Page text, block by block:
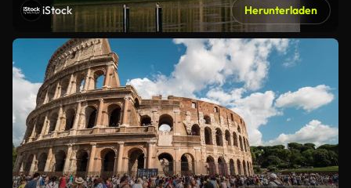
iStock Herunterladen